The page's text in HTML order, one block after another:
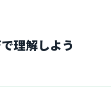
理解しよう